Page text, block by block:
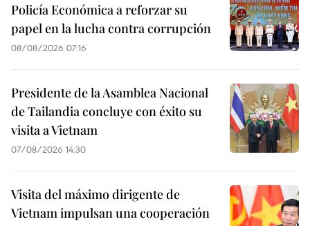
Policía Económica a reforzar su
papel en la lucha contra corrupción
08/08/2026 07:16
Presidente de la Asamblea Nacional
de Tailandia concluye con éxito su
visita a Vietnam
07/08/2026 14:30
Visita del máximo dirigente de
Vietnam impulsan una cooperación